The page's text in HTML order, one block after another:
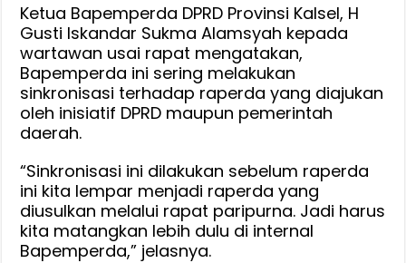
Ketua Bapemperda DPRD Provinsi Kalsel, H
Gusti Iskandar Sukma Alamsyah kepada
wartawan usai rapat mengatakan,
Bapemperda ini sering melakukan
sinkronisasi terhadap raperda yang diajukan
oleh inisiatif DPRD maupun pemerintah
daerah.
“Sinkronisasi ini dilakukan sebelum raperda
ini kita lempar menjadi raperda yang
diusulkan melalui rapat paripurna. Jadi harus
kita matangkan lebih dulu di internal
Bapemperda,” jelasnya.